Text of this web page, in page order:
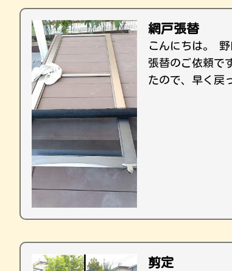
網戸張替
こんにちは。
張替のご依頼で
たので、早く戻
剪定